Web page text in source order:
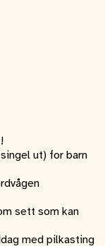
ut) for barn
sett som kan
med pilkasting